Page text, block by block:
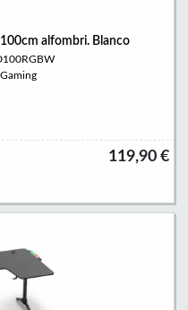
alfombri. Blanco
119,90 €